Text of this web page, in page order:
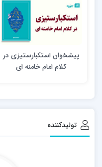
پیشخوان استکبارستیزی در
کلام امام خامنه ای
تولیدکننده